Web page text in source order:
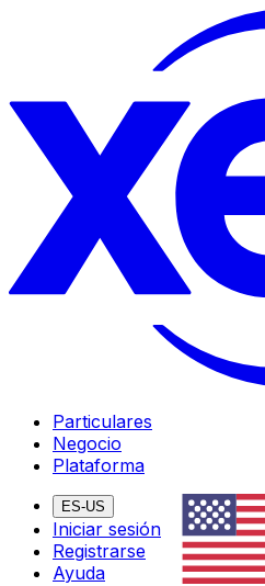
Particulares
Negocio
Plataforma
ES-US
Iniciar sesión
Registrarse
Ayuda